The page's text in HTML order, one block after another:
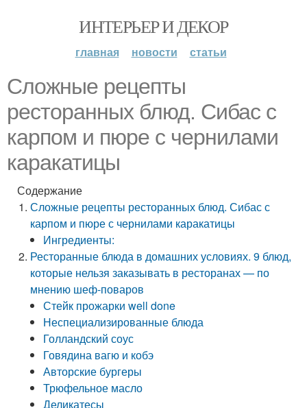
ИНТЕРЬЕР И ДЕКОР
главная новости статьи
Сложные рецепты
ресторанных блюд. Сибас с
карпом и пюре с чернилами
каракатицы
Содержание
Сложные рецепты ресторанных блюд. Сибас с
карпом и пюре с чернилами каракатицы
Ингредиенты:
Ресторанные блюда в домашних условиях. 9 блюд,
которые нельзя заказывать в ресторанах — по
мнению шеф-поваров
Стейк прожарки well done
Неспециализированные блюда
Голландский соус
Говядина вагю и кобэ
Авторские бургеры
Трюфельное масло
Деликатесы